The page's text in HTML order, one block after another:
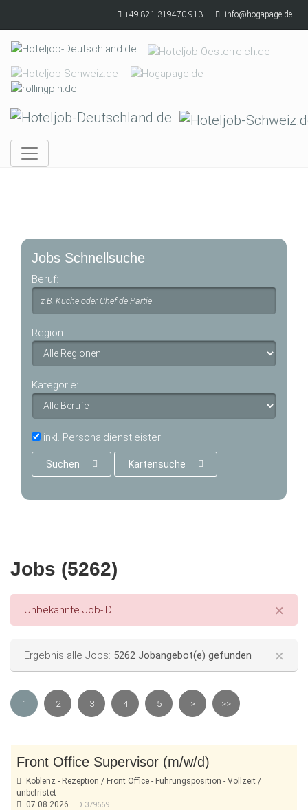
+49 821 319470 913 info@hogapage.de
Jobs Schnellsuche
Beruf:
Region:
Kategorie:
inkl. Personaldienstleister
Suchen Kartensuche
Jobs (5262)
×
Error message
Unbekannte Job-ID
×
Status message
Ergebnis alle Jobs: 5262 Jobangebot(e) gefunden
1 2 3 4 5 > >>
Front Office Supervisor (m/w/d)
Koblenz - Rezeption / Front Office - Führungsposition - Vollzeit /
unbefristet
07.08.2026
ID 379669